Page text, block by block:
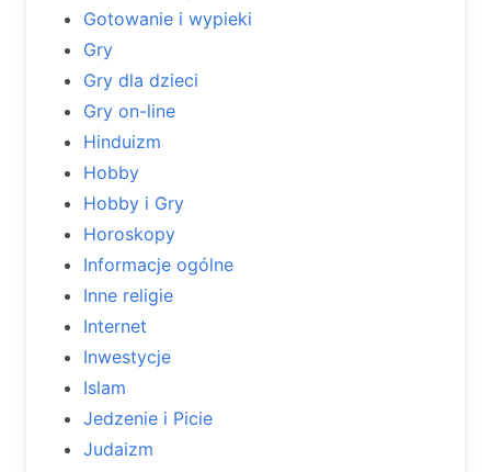
Gotowanie i wypieki
Gry
Gry dla dzieci
Gry on-line
Hinduizm
Hobby
Hobby i Gry
Horoskopy
Informacje ogólne
Inne religie
Internet
Inwestycje
Islam
Jedzenie i Picie
Judaizm